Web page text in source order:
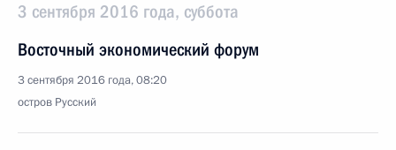
3 сентября 2016 года, суббота
Восточный экономический форум
3 сентября 2016 года, 08:20
остров Русский